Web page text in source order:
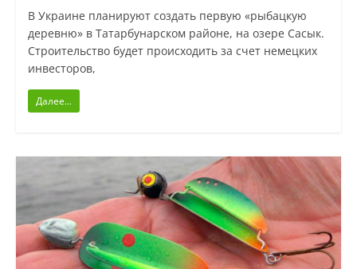
В Украине планируют создать первую «рыбацкую
деревню» в Татарбунарском районе, на озере Сасык.
Строительство будет происходить за счет немецких
инвесторов,
Далее...